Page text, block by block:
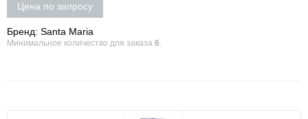
Цена по запросу
Бренд: Santa Maria
Минимальное количество для заказа 6.